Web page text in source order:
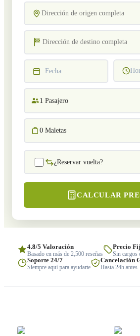
Fecha
1 Pasajero
0 Maletas
¿Reservar vuelta?
CALCULAR
4.8/5 Valoración
Basado en más de 2,500 reseñas
Precio
Sin cargos
Soporte 24/7
Siempre aquí para ayudarte
Cancelación
Hasta 24h antes